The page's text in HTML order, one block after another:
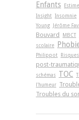
Enfants
Insight Insomnie
Young
Jérôme
Bouvard
MBCT
scolaire
Philippot
post-
schémas
TOC
l'humeur
Troubles du